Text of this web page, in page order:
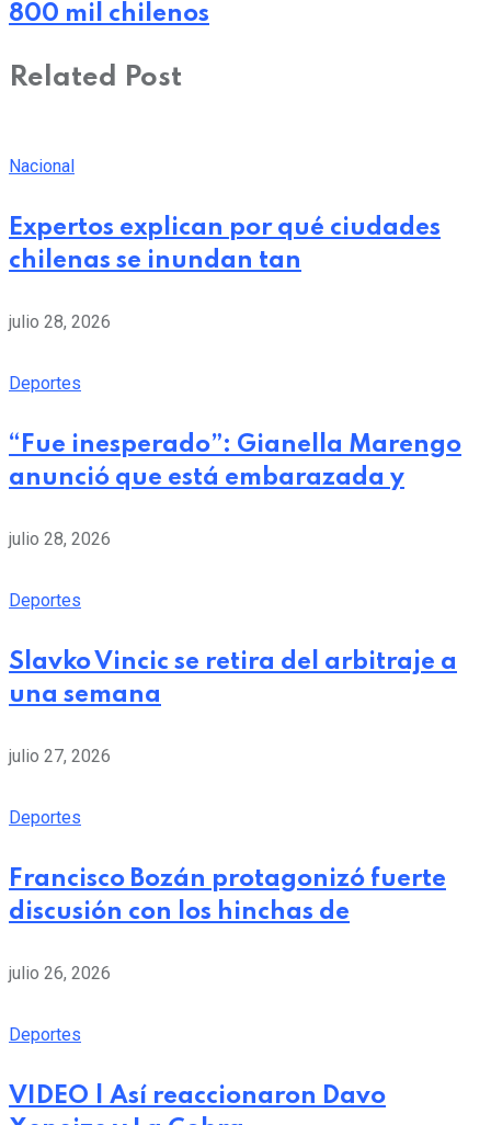
800 mil chilenos
Related Post
Nacional
Expertos explican por qué ciudades
chilenas se inundan tan
julio 28, 2026
Deportes
“Fue inesperado”: Gianella Marengo
anunció que está embarazada y
julio 28, 2026
Deportes
Slavko Vincic se retira del arbitraje a
una semana
julio 27, 2026
Deportes
Francisco Bozán protagonizó fuerte
discusión con los hinchas de
julio 26, 2026
Deportes
VIDEO | Así reaccionaron Davo